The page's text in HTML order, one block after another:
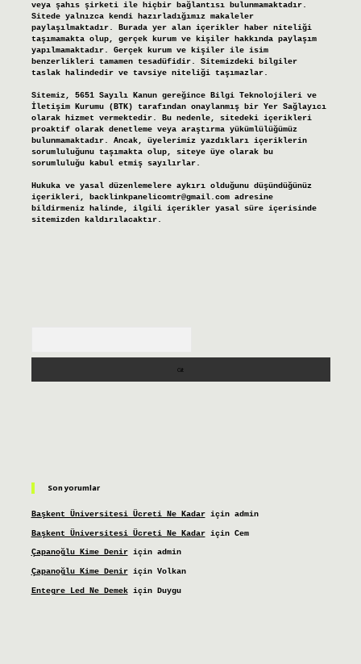
veya şahıs şirketi ile hiçbir bağlantısı bulunmamaktadır.
Sitede yalnızca kendi hazırladığımız makaleler
paylaşılmaktadır. Burada yer alan içerikler haber niteliği
taşımamakta olup, gerçek kurum ve kişiler hakkında paylaşım
yapılmamaktadır. Gerçek kurum ve kişiler ile isim
benzerlikleri tamamen tesadüfidir. Sitemizdeki bilgiler
taslak halindedir ve tavsiye niteliği taşımazlar.
Sitemiz, 5651 Sayılı Kanun gereğince Bilgi Teknolojileri ve
İletişim Kurumu (BTK) tarafından onaylanmış bir Yer Sağlayıcı
olarak hizmet vermektedir. Bu nedenle, sitedeki içerikleri
proaktif olarak denetleme veya araştırma yükümlülüğümüz
bulunmamaktadır. Ancak, üyelerimiz yazdıkları içeriklerin
sorumluluğunu taşımakta olup, siteye üye olarak bu
sorumluluğu kabul etmiş sayılırlar.
Hukuka ve yasal düzenlemelere aykırı olduğunu düşündüğünüz
içerikleri, backlinkpanelicomtr@gmail.comadresine
bildirmeniz halinde, ilgili içerikler yasal süre içerisinde
sitemizden kaldırılacaktır.
Son yorumlar
Başkent Üniversitesi Ücreti Ne Kadariçin admin
Başkent Üniversitesi Ücreti Ne Kadariçin Cem
Çapanoğlu Kime Deniriçin admin
Çapanoğlu Kime Deniriçin Volkan
Entegre Led Ne Demekiçin Duygu